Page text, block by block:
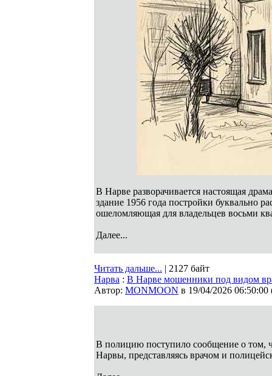
В Нарве разворачивается настоящая
здание 1956 года постройки буквально
ошеломляющая для владельцев восьми
Далее...
Читать дальше... | 2127 байт
Нарва : В Нарве мошенники под видом
Автор: MONMOON в 19/04/2026 06:50:00
В полицию поступило сообщение о том,
Нарвы, представляясь врачом и